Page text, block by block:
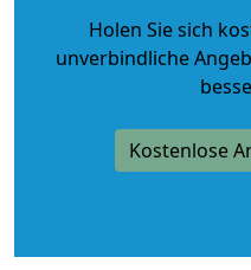
Holen Sie sich
unverbindliche
Kostenlose